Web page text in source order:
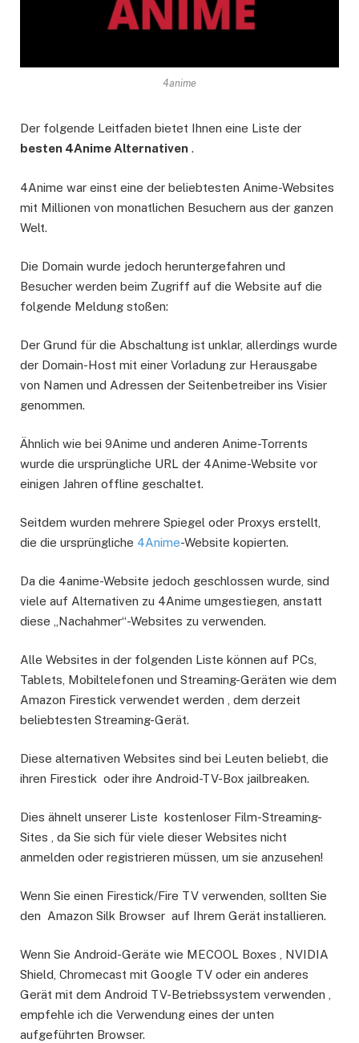
4anime
Der folgende Leitfaden bietet Ihnen eine Liste der
besten 4Anime Alternativen .
4Anime war einst eine der beliebtesten Anime-Websites
mit Millionen von monatlichen Besuchern aus der ganzen
Welt.
Die Domain wurde jedoch heruntergefahren und
Besucher werden beim Zugriff auf die Website auf die
folgende Meldung stoßen:
Der Grund für die Abschaltung ist unklar, allerdings wurde
der Domain-Host mit einer Vorladung zur Herausgabe
von Namen und Adressen der Seitenbetreiber ins Visier
genommen.
Ähnlich wie bei 9Anime und anderen Anime-Torrents
wurde die ursprüngliche URL der 4Anime-Website vor
einigen Jahren offline geschaltet.
Seitdem wurden mehrere Spiegel oder Proxys erstellt,
die die ursprüngliche 4Anime-Website kopierten.
Da die 4anime-Website jedoch geschlossen wurde, sind
viele auf Alternativen zu 4Anime umgestiegen, anstatt
diese „Nachahmer“-Websites zu verwenden.
Alle Websites in der folgenden Liste können auf PCs,
Tablets, Mobiltelefonen und Streaming-Geräten wie dem
Amazon Firestick verwendet werden , dem derzeit
beliebtesten Streaming-Gerät.
Diese alternativen Websites sind bei Leuten beliebt, die
ihren Firestick oder ihre Android-TV-Box jailbreaken.
Dies ähnelt unserer Liste kostenloser Film-Streaming-
Sites , da Sie sich für viele dieser Websites nicht
anmelden oder registrieren müssen, um sie anzusehen!
Wenn Sie einen Firestick/Fire TV verwenden, sollten Sie
den Amazon Silk Browser auf Ihrem Gerät installieren.
Wenn Sie Android-Geräte wie MECOOL Boxes , NVIDIA
Shield, Chromecast mit Google TV oder ein anderes
Gerät mit dem Android TV-Betriebssystem verwenden ,
empfehle ich die Verwendung eines der unten
aufgeführten Browser.